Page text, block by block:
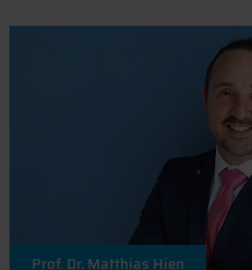
Prof. Dr. Matthias Hien